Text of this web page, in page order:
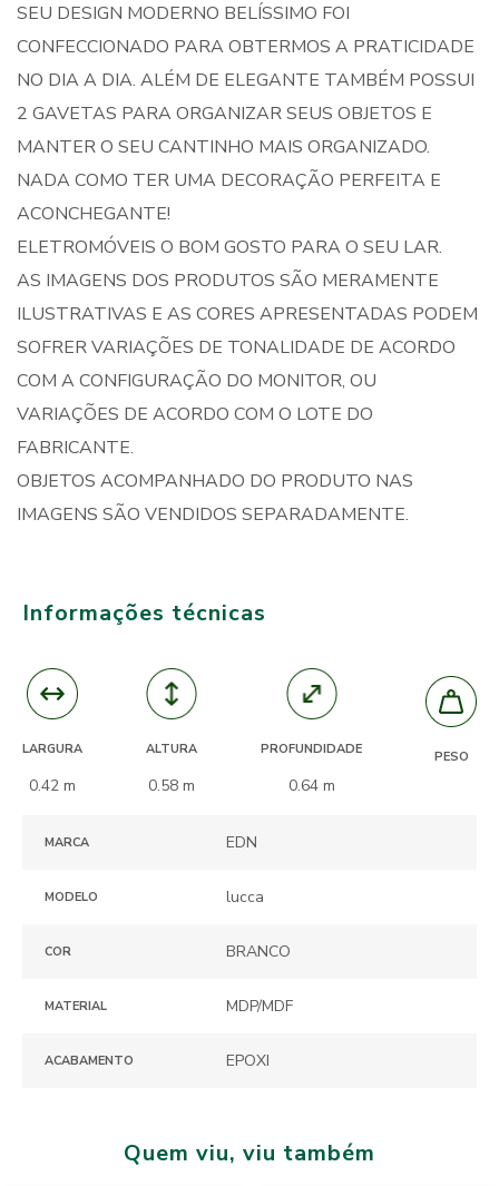
SEU DESIGN MODERNO BELÍSSIMO FOI
CONFECCIONADO PARA OBTERMOS A PRATICIDADE
NO DIA A DIA. ALÉM DE ELEGANTE TAMBÉM POSSUI
2 GAVETAS PARA ORGANIZAR SEUS OBJETOS E
MANTER O SEU CANTINHO MAIS ORGANIZADO.
NADA COMO TER UMA DECORAÇÃO PERFEITA E
ACONCHEGANTE!
ELETROMÓVEIS O BOM GOSTO PARA O SEU LAR.
AS IMAGENS DOS PRODUTOS SÃO MERAMENTE
ILUSTRATIVAS E AS CORES APRESENTADAS PODEM
SOFRER VARIAÇÕES DE TONALIDADE DE ACORDO
COM A CONFIGURAÇÃO DO MONITOR, OU
VARIAÇÕES DE ACORDO COM O LOTE DO
FABRICANTE.
OBJETOS ACOMPANHADO DO PRODUTO NAS
IMAGENS SÃO VENDIDOS SEPARADAMENTE.
Informações técnicas
LARGURA
0.42 m
ALTURA
0.58 m
PROFUNDIDADE
0.64 m
PESO
MARCA EDN
MODELO lucca
COR BRANCO
MATERIAL MDP/MDF
ACABAMENTO EPOXI
Quem viu, viu também